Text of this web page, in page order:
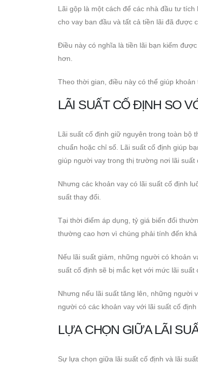
Lãi gộp là một cách để các nhà đầu tư
cho vay ban đầu và tất cả tiền lãi đã được
Điều này có nghĩa là tiền lãi bạn kiếm
hơn.
Theo thời gian, điều này có thể giúp khoản
LÃI SUẤT CỐ ĐỊNH SO
Lãi suất cố định giữ nguyên trong toàn bộ
chuẩn hoặc chỉ số. Lãi suất cố định giúp
giúp người vay trong thị trường nơi lãi suất
Nhưng các khoản vay có lãi suất cố định
suất thay đổi.
Tại thời điểm áp dụng, tỷ giá biến đổi
thường cao hơn vì chúng phải tính đến
Nếu lãi suất giảm, những người có khoản
suất cố định sẽ bị mắc kẹt với mức lãi suất
Nhưng nếu lãi suất tăng lên, những người
người có các khoản vay với lãi suất cố
LỰA CHỌN GIỮA LÃI
Sự lựa chọn giữa lãi suất cố định và lãi